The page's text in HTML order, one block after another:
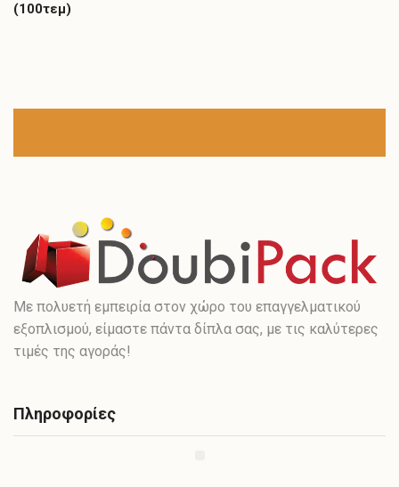
(100τεμ)
Με πολυετή εμπειρία στον χώρο του επαγγελματικού
εξοπλισμού, είμαστε πάντα δίπλα σας, με τις καλύτερες
τιμές της αγοράς!
Πληροφορίες